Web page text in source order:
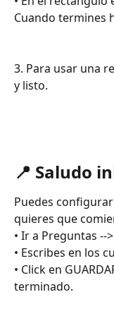
Cuando termines
3. Para usar una
y listo.
📍 Saludo
Puedes configurar
quieres que
• Ir a Preguntas
• Escribes en los
• Click en
terminado.